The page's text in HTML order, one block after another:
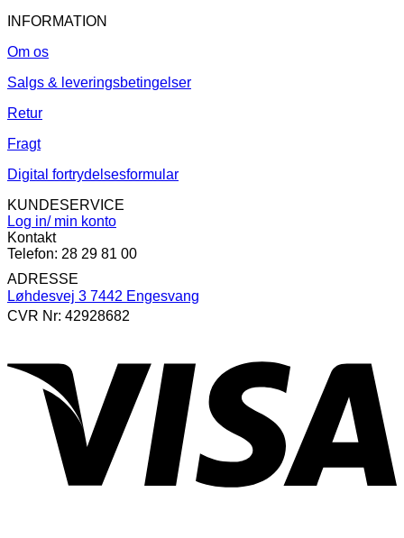
INFORMATION
Om os
Salgs & leveringsbetingelser
Retur
Fragt
Digital fortrydelsesformular
KUNDESERVICE
Log in/ min konto
Kontakt
Telefon: 28 29 81 00
ADRESSE
Løhdesvej 3 7442 Engesvang
CVR Nr: 42928682